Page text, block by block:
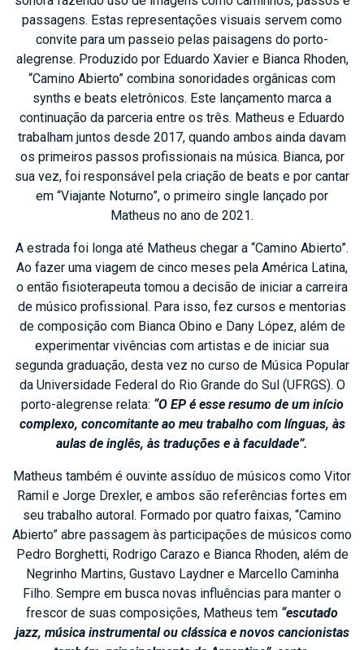
passagens. Estas representações visuais servem como
convite para um passeio pelas paisagens do porto-
alegrense. Produzido por Eduardo Xavier e Bianca Rhoden,
“Camino Abierto” combina sonoridades orgânicas com
synths e beats eletrônicos. Este lançamento marca a
continuação da parceria entre os três. Matheus e Eduardo
trabalham juntos desde 2017, quando ambos ainda davam
os primeiros passos profissionais na música. Bianca, por
sua vez, foi responsável pela criação de beats e por cantar
em “Viajante Noturno”, o primeiro single lançado por
Matheus no ano de 2021.
A estrada foi longa até Matheus chegar a “Camino Abierto”.
Ao fazer uma viagem de cinco meses pela América Latina,
o então fisioterapeuta tomou a decisão de iniciar a carreira
de músico profissional. Para isso, fez cursos e mentorias
de composição com Bianca Obino e Dany López, além de
experimentar vivências com artistas e de iniciar sua
segunda graduação, desta vez no curso de Música Popular
da Universidade Federal do Rio Grande do Sul (UFRGS). O
porto-alegrense relata: “O EP é esse resumo de um início
complexo, concomitante ao meu trabalho com línguas, às
aulas de inglês, às traduções e à faculdade”.
Matheus também é ouvinte assíduo de músicos como Vitor
Ramil e Jorge Drexler, e ambos são referências fortes em
seu trabalho autoral. Formado por quatro faixas, “Camino
Abierto” abre passagem às participações de músicos como
Pedro Borghetti, Rodrigo Carazo e Bianca Rhoden, além de
Negrinho Martins, Gustavo Laydner e Marcello Caminha
Filho. Sempre em busca novas influências para manter o
frescor de suas composições, Matheus tem “escutado
jazz, música instrumental ou clássica e novos cancionistas